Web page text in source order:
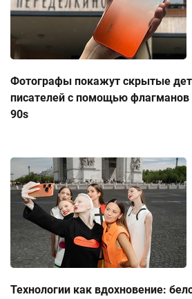
Фотографы покажут скрытые
писателей с помощью флагманов
90s
Технологии как вдохновение: